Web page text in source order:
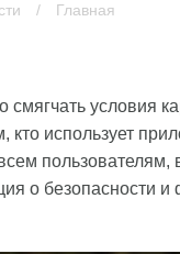
/ Главная
смягчать условия
использует
пользователям,
о безопасности